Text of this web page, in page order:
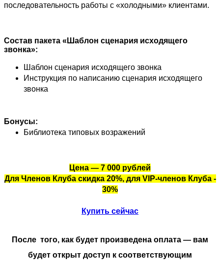
последовательность работы с «холодными» клиентами.
Состав пакета «Шаблон сценария исходящего
звонка»:
Шаблон сценария исходящего звонка
Инструкция по написанию сценария исходящего
звонка
Бонусы:
Библиотека типовых возражений
Цена — 7 000 рублей
Для Членов Клуба скидка 20%, для VIP-членов Клуба -
30%
Купить сейчас
После того, как будет произведена оплата — вам
будет открыт доступ к соответствующим